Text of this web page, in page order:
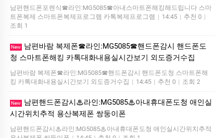
남편핸드폰포렌식☎라인:MG5085☎아내스마트폰해킹해드립니다 스마
트폰복제 스마트폰복제프로그램 카톡복제프로그램 | 14:45 | 추천 0 |
조회 1
New
남편바람 복제폰☎라인:MG5085☎핸드폰감시 핸드폰도
청 스마트폰해킹 카톡대화내용실시간보기 외도증거수집
남편바람 복제폰☎라인:MG5085☎핸드폰감시 핸드폰도청 스마트폰해
킹 카톡대화내용실시간보기 외도증거수집 | 14:45 | 추천 0 | 조회 2
New
남편핸드폰감시♨라인:MG5085♨아내휴대폰도청 애인실
시간위치추적 용산복제폰 쌍둥이폰
남편핸드폰감시♨라인:MG5085♨아내휴대폰도청 애인실시간위치추적